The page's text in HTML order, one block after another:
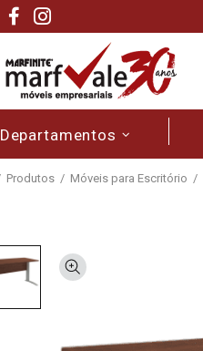
Departamentos
Produtos Móveis para Escritório